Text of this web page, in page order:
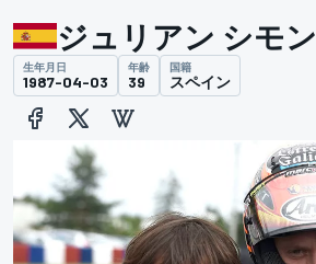
ジュリアン シモン
生年月日
1987-04-03
年齢
39
国籍
スペイン